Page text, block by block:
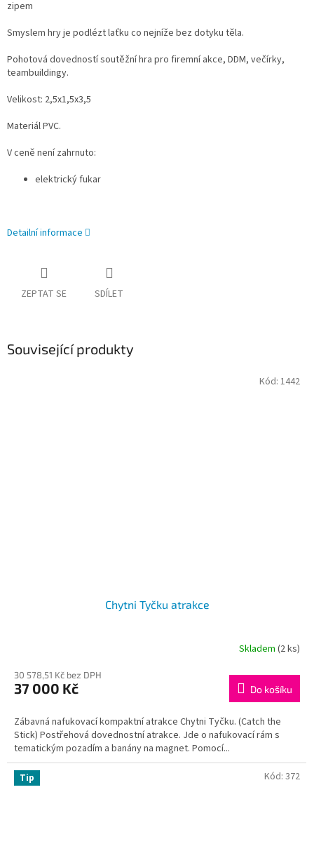
zipem
Smyslem hry je podlézt laťku co nejníže bez dotyku těla.
Pohotová dovedností soutěžní hra pro firemní akce, DDM, večírky,
teambuildingy.
Velikost: 2,5x1,5x3,5
Materiál PVC.
V ceně není zahrnuto:
elektrický fukar
Detailní informace
ZEPTAT SE SDÍLET
Související produkty
Chytni Tyčku atrakce
Skladem (2 ks)
30 578,51 Kč bez DPH
37 000 Kč Do košíku
Zábavná nafukovací kompaktní atrakce Chytni Tyčku. (Catch the
Stick) Postřehová dovednostní atrakce. Jde o nafukovací rám s
tematickým pozadím a banány na magnet. Pomocí...
Kód: 1442
Tip Kód: 372